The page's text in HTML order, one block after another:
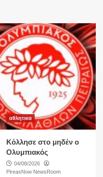
αθλητικα
Κόλλησε στο μηδέν ο
Ολυμπιακός
04/08/2026
PireasNow NewsRoom